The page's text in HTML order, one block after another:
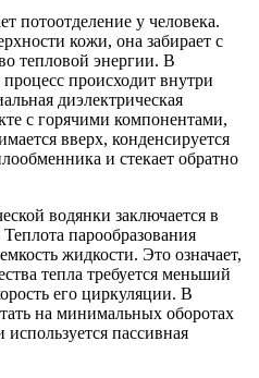
потоотделение у человека.
кожи, она забирает с
тепловой энергии. В
происходит внутри
диэлектрическая
с горячими компонентами,
вверх, конденсируется
и стекает обратно
водянки заключается в
парообразования
жидкости. Это означает,
тепла требуется меньший
его циркуляции. В
на минимальных оборотах
используется пассивная